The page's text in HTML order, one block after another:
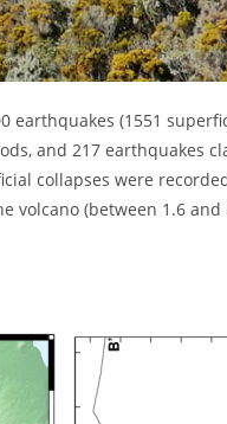
earthquakes (1551
and 217 earthquakes
collapses were
(between 1.6 and